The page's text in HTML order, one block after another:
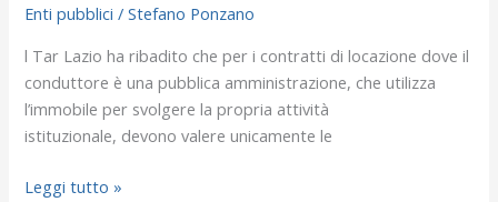
Enti pubblici /Stefano Ponzano
l Tar Lazio ha ribadito che per i contratti di locazione dove il
conduttore è una pubblica amministrazione, che utilizza
l’immobile per svolgere la propria attività
istituzionale, devono valere unicamente le
Leggi tutto »